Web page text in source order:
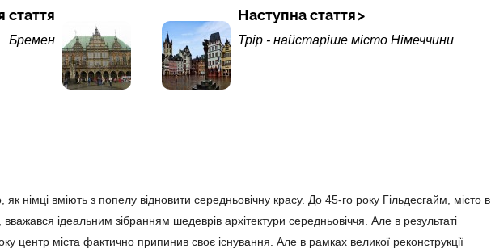
стаття
Бремен
Наступна стаття
Трір - найстаріше місто Німеччини
німці вміють з попелу відновити середньовічну красу. До 45-го року Гільдесгайм, місто в
, вважався ідеальним зібранням шедеврів архітектури середньовіччя. Але в результаті
центр міста фактично припинив своє існування. Але в рамках великої реконструкції